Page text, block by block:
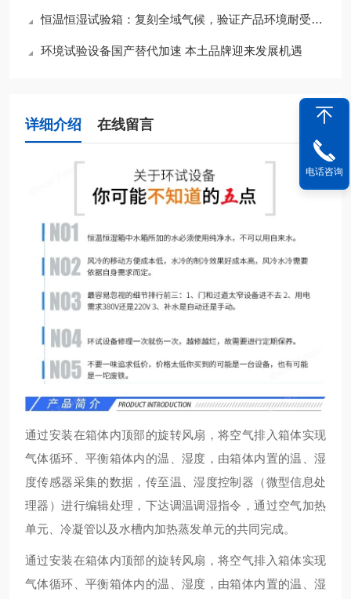
恒温恒湿试验箱：复刻全域气候，验证产品环境耐受底线
环境试验设备国产替代加速 本土品牌迎来发展机遇
详细介绍 在线留言
通过安装在箱体内顶部的旋转风扇，将空气排入箱体实现
气体循环、平衡箱体内的温、湿度，由箱体内置的温、湿
度传感器采集的数据，传至温、湿度控制器（微型信息处
理器）进行编辑处理，下达调温调湿指令，通过空气加热
单元、冷凝管以及水槽内加热蒸发单元的共同完成。
通过安装在箱体内顶部的旋转风扇，将空气排入箱体实现
气体循环、平衡箱体内的温、湿度，由箱体内置的温、湿
电话咨询